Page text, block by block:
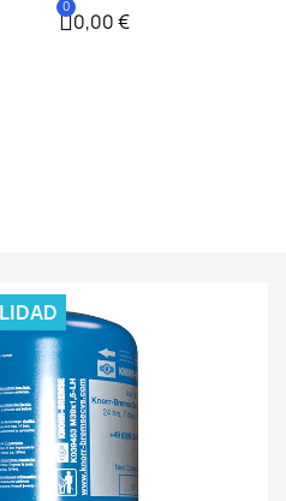
0,00 €